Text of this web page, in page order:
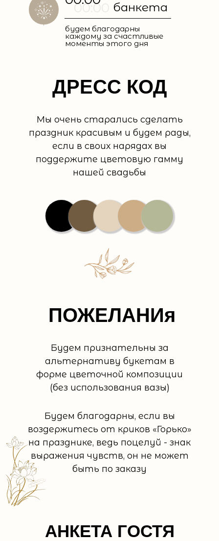
00:00
банкета
будем благодарны
каждому за счастливые
моменты этого дня
ДРЕСС КОД
Мы очень старались сделать
праздник красивым и будем рады,
если в своих нарядах вы
поддержите цветовую гамму
нашей свадьбы
ПОЖЕЛАНИя
Будем признательны за
альтернативу букетам в
форме цветочной композиции
(без использования вазы)
Будем благодарны, если вы
воздержитесь от криков «Горько»
на празднике, ведь поцелуй - знак
выражения чувств, он не может
быть по заказу
АНКЕТА ГОСТЯ